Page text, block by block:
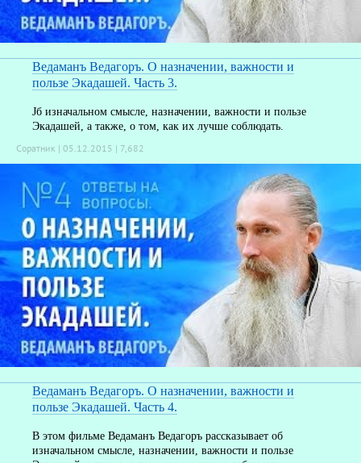
Ведаманъ Ведагоръ. О назначении, важности и
пользе Экадашей. Часть 3.
Jб изначальном смысле, назначении, важности и пользе
Экадашей, а также, о том, как их лучше соблюдать.
Соратник | 05.12.2015 | 7,682
Ведаманъ Ведагоръ. О назначении, важности и
пользе Экадашей. Часть 4.
В этом фильме Ведаманъ Ведагоръ рассказывает об
изначальном смысле, назначении, важности и пользе